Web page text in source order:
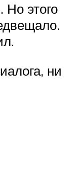
Но этого
ни